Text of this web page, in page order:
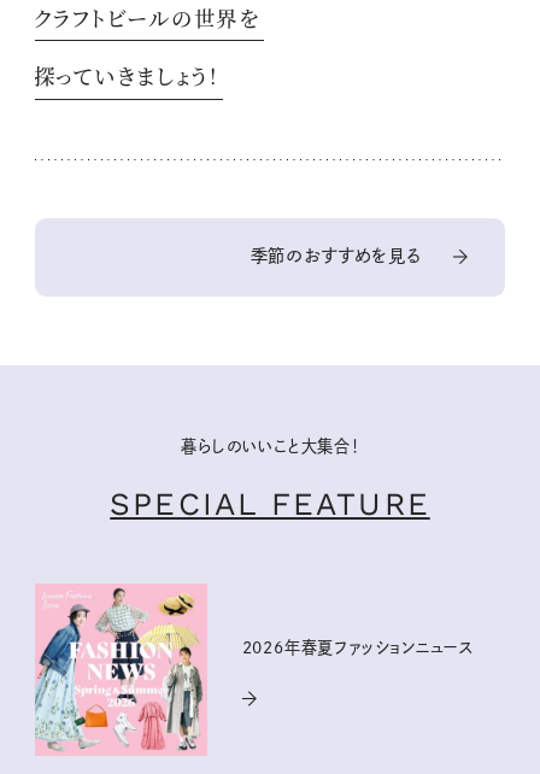
クラフトビールの世界を
探っていきましょう！
季節のおすすめを見る
暮らしのいいこと大集合！
SPECIAL FEATURE
2026年春夏ファッションニュース